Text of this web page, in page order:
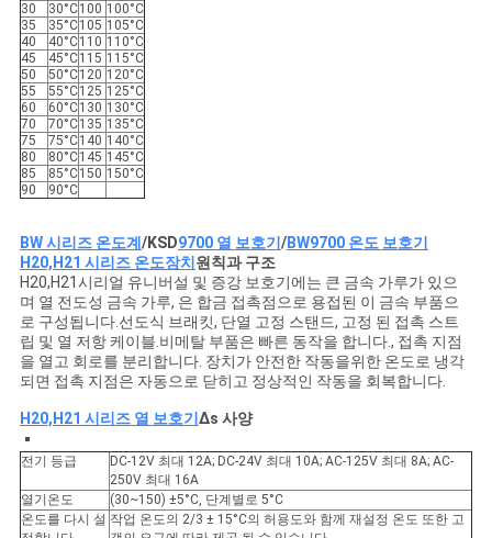
30
30°C100 100°C
35
35°C105 105°C
40
40°C110 110°C
45
45°C115 115°C
50
50°C120 120°C
55
55°C125 125°C
60
60°C130 130°C
70
70°C135 135°C
75
75°C140 140°C
80
80°C145 145°C
85
85°C150 150°C
90
90°C
BW 시리즈 온도계 /KSD9700 열 보호기 /BW9700 온도 보호기
H20,H21 시리즈 온도장치 원칙과 구조
H20,H21시리얼 유니버설 및 증강 보호기에는 큰 금속 가루가 있으
며 열 전도성 금속 가루, 은 합금 접촉점으로 용접된 이 금속 부품으
로 구성됩니다.선도식 브래킷, 단열 고정 스탠드, 고정 된 접촉 스트
립 및 열 저항 케이블.비메탈 부품은 빠른 동작을 합니다., 접촉 지점
을 열고 회로를 분리합니다. 장치가 안전한 작동을위한 온도로 냉각
되면 접촉 지점은 자동으로 닫히고 정상적인 작동을 회복합니다.
H20,H21 시리즈 열 보호기 ∆s 사양
전기 등급
DC-12V 최대 12A; DC-24V 최대 10A; AC-125V 최대 8A; AC-
250V 최대 16A
열기온도
(30~150) ±5°C, 단계별로 5°C
온도를 다시 설 작업 온도의 2/3 ± 15°C의 허용도와 함께 재설정 온도 또한 고